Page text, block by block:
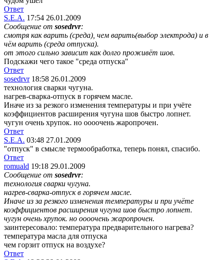
Ответ
S.E.A. 17:54 26.01.2009
Сообщение от sosedrvr:
смотря как варить (среда), чем варить(выбор электрода) и в
чём варить (среда отпуска).
от этого сильно зависит как долго проживёт шов.
Подскажи чего такое "среда отпуска"
Ответ
sosedrvr18:58 26.01.2009
технология сварки чугуна.
нагрев-сварка-отпуск в горячем масле.
Иначе из за резкого изменения температуры и при учёте
коэффициентов расширения чугуна шов быстро лопнет.
чугун очень хрупок. но оооочень жаропрочен.
Ответ
S.E.A. 03:48 27.01.2009
"отпуск" в смысле термообработка, теперь понял, спасибо.
Ответ
romuald 19:18 29.01.2009
Сообщение от sosedrvr:
технология сварки чугуна.
нагрев-сварка-отпуск в горячем масле.
Иначе из за резкого изменения температуры и при учёте
коэффициентов расширения чугуна шов быстро лопнет.
чугун очень хрупок. но оооочень жаропрочен.
заинтересовало: температура предварительного нагрева?
температура масла для отпуска
чем горзит отпуск на воздухе?
Ответ